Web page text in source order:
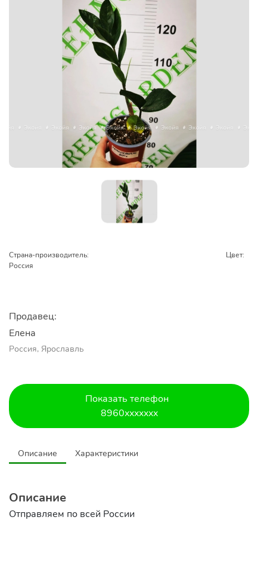
Страна-производитель:
Россия
Цвет:
Продавец:
Елена
Россия, Ярославль
Показать телефон
8960xxxxxxx
Описание Характеристики
Описание
Отправляем по всей России